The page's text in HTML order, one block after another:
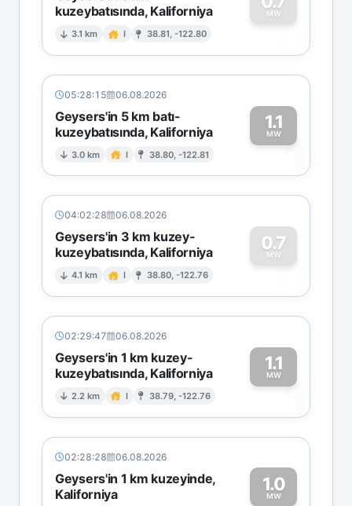
kuzeybatısında, Kaliforniya
3.1 km I 38.81, -122.80
MW
0
05:28:15 06.08.2026
Geysers'in 5 km batı-
kuzeybatısında, Kaliforniya
3.0 km I 38.80, -122.81
1.1
MW1
04:02:28 06.08.2026
Geysers'in 3 km kuzey-
kuzeybatısında, Kaliforniya
4.1 km I 38.80, -122.76
0.7
MW
0
02:29:47 06.08.2026
Geysers'in 1 km kuzey-
kuzeybatısında, Kaliforniya
2.2 km I 38.79, -122.76
1.1
MW1
02:28:28 06.08.2026
Geysers'in 1 km kuzeyinde,
Kaliforniya
1.0
MW